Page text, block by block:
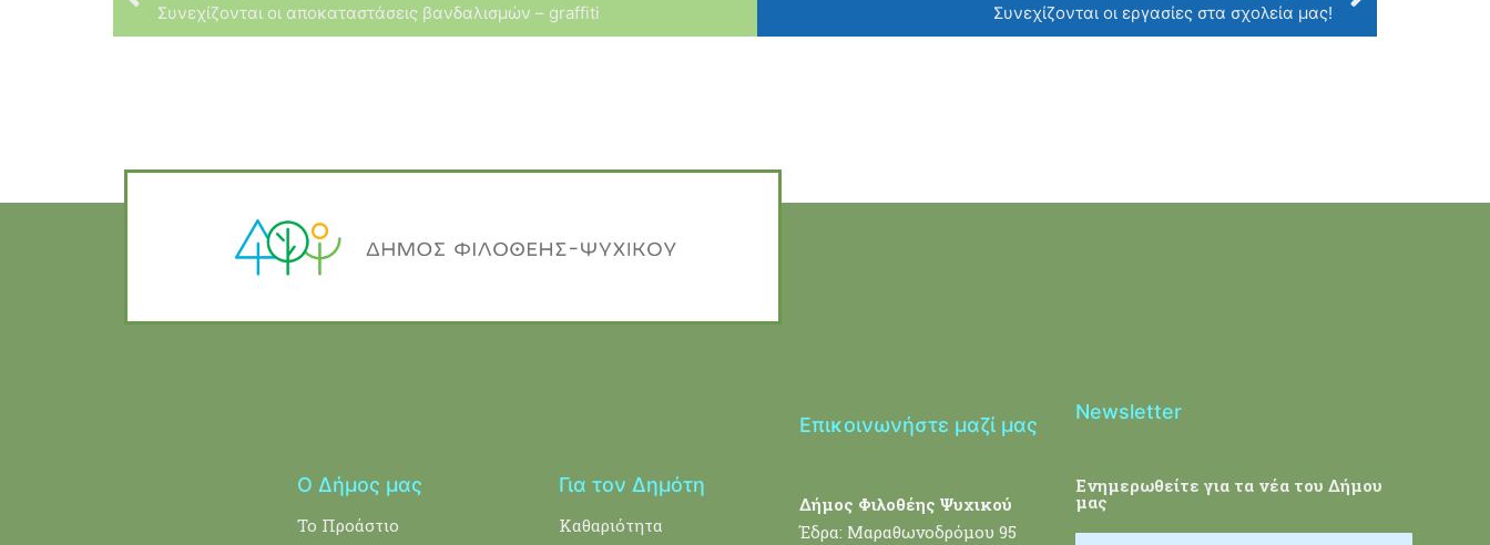
Συνεχίζονται οι αποκαταστάσεις βανδαλισμών – graffiti Συνεχίζονται οι εργασίες στα σχολεία μας!
Ο Δήμος μας
Το Προάστιο
Για τον Δημότη
Καθαριότητα
Επικοινωνήστε μαζί μας
Δήμος Φιλοθέης Ψυχικού
Έδρα: Μαραθωνοδρόμου 95
Newsletter
Ενημερωθείτε για τα νέα του Δήμου
μας